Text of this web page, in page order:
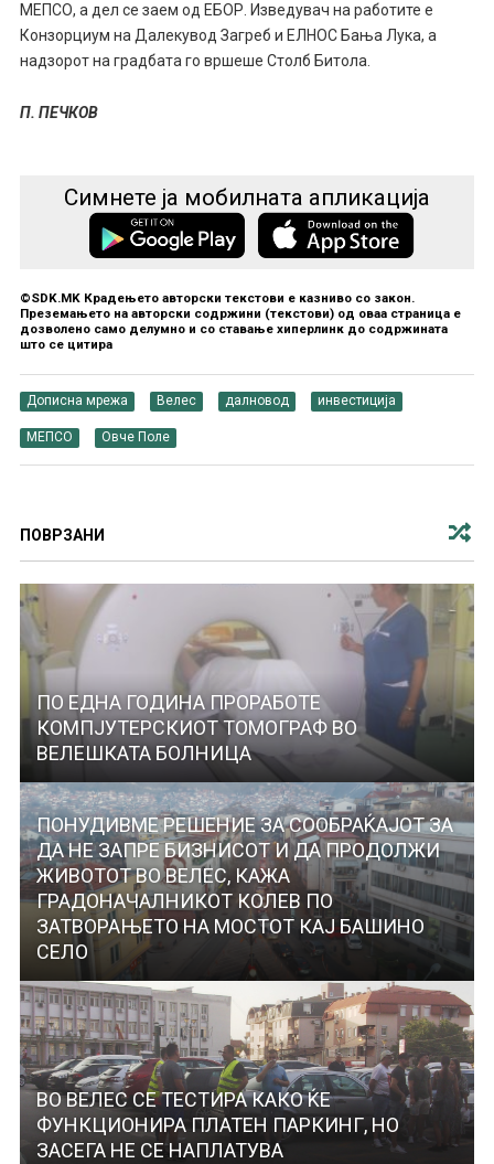
МЕПСО, а дел се заем од ЕБОР. Изведувач на работите е
Конзорциум на Далекувод Загреб и ЕЛНОС Бања Лука, а
надзорот на градбата го вршеше Столб Битола.
П. ПЕЧКОВ
Симнете ја мобилната апликација
©SDK.MK Крадењето авторски текстови е казниво со закон.
Преземањето на авторски содржини (текстови) од оваа страница е
дозволено само делумно и со ставање хиперлинк до содржината
што се цитира
Дописна мрежа Велес далновод инвестиција
МЕПСО Овче Поле
ПОВРЗАНИ
ПО ЕДНА ГОДИНА ПРОРАБОТЕ
КОМПЈУТЕРСКИОТ ТОМОГРАФ ВО
ВЕЛЕШКАТА БОЛНИЦА
ПОНУДИВМЕ РЕШЕНИЕ ЗА СООБРАЌАЈОТ ЗА
ДА НЕ ЗАПРЕ БИЗНИСОТ И ДА ПРОДОЛЖИ
ЖИВОТОТ ВО ВЕЛЕС, КАЖА
ГРАДОНАЧАЛНИКОТ КОЛЕВ ПО
ЗАТВОРАЊЕТО НА МОСТОТ КАЈ БАШИНО
СЕЛО
ВО ВЕЛЕС СЕ ТЕСТИРА КАКО ЌЕ
ФУНКЦИОНИРА ПЛАТЕН ПАРКИНГ, НО
ЗАСЕГА НЕ СЕ НАПЛАТУВА